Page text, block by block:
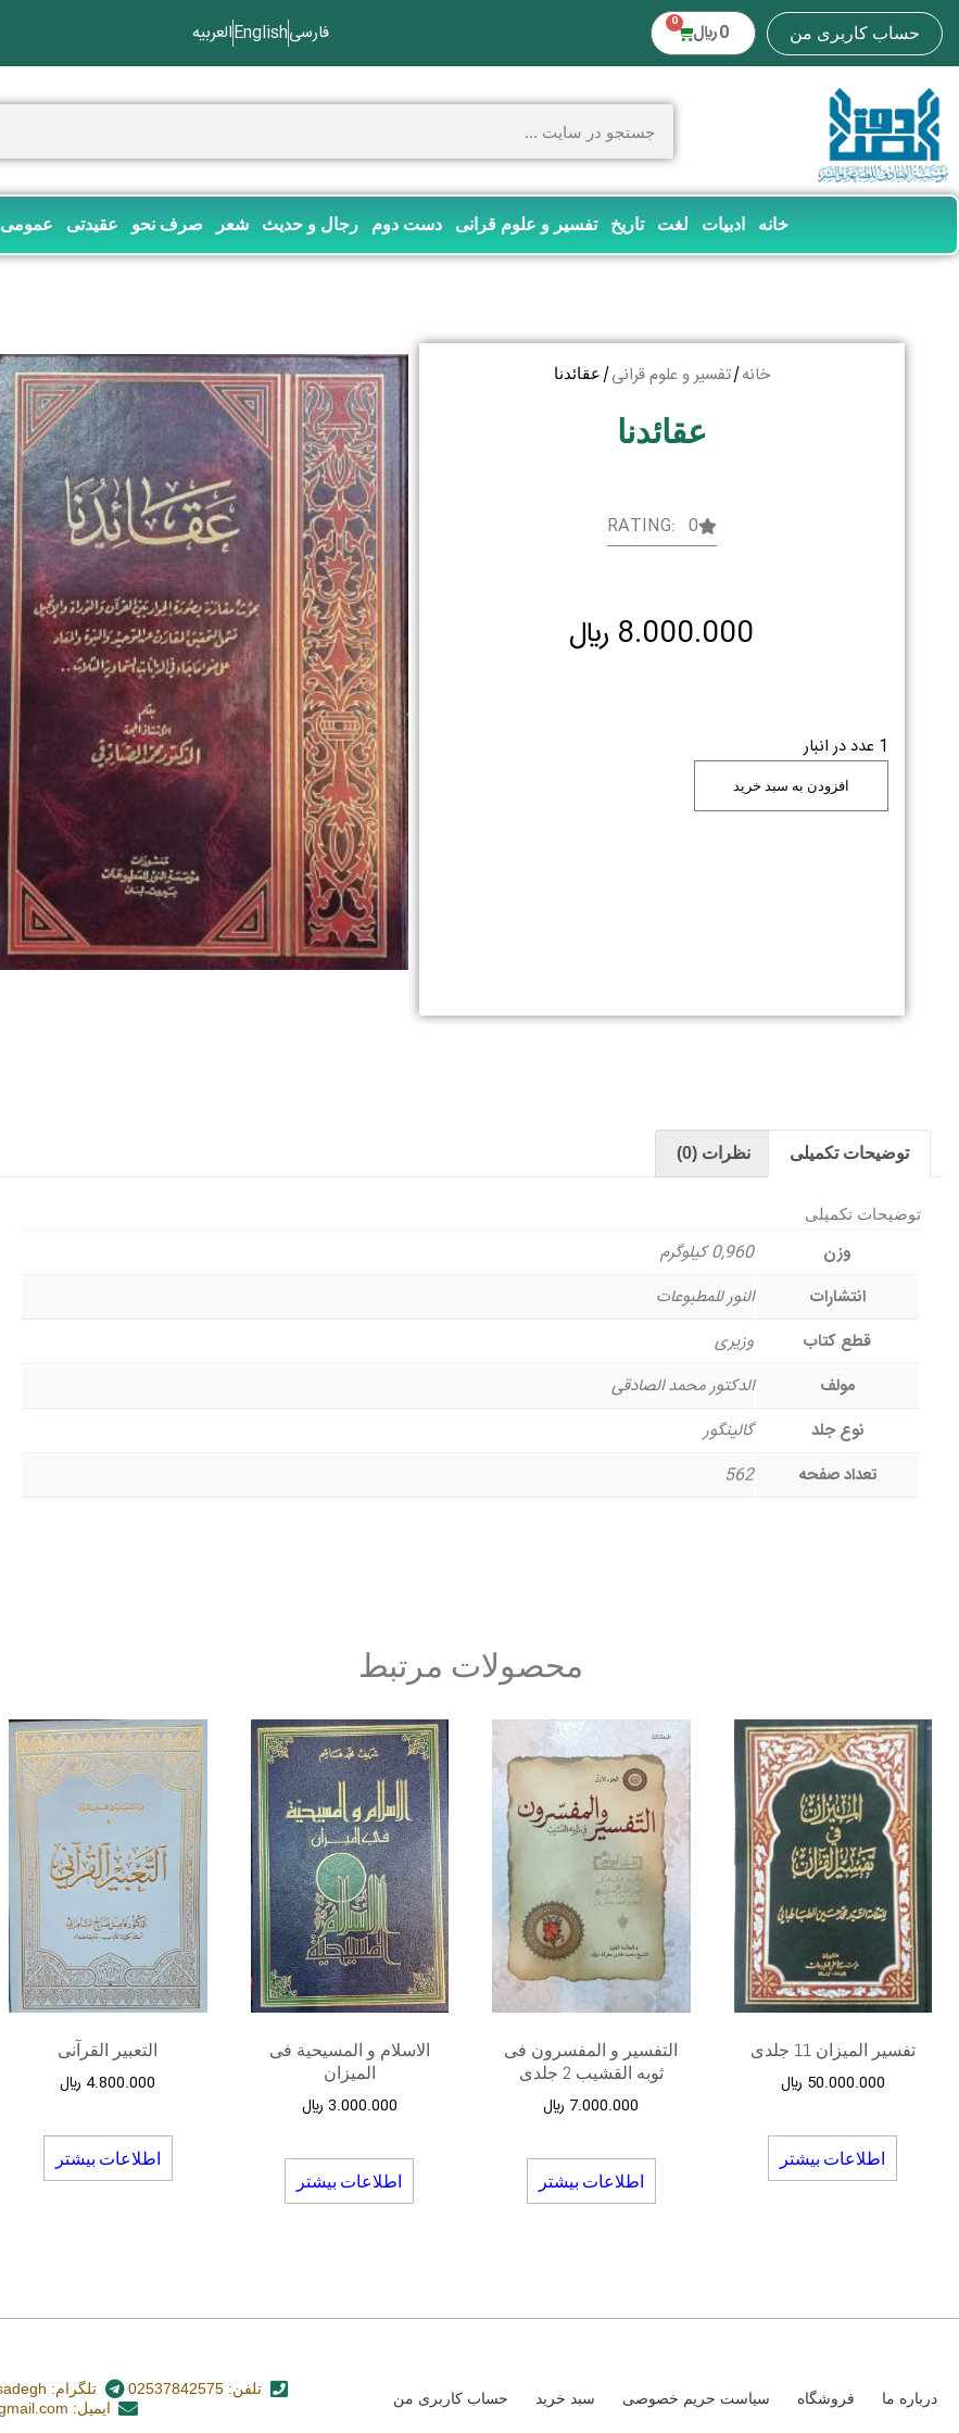
حساب کاربری من 0 ﷼ 0 فارسیEnglishالعربیه
خانه ادبیات لغت تاریخ تفسیر و علوم قرانی دست دوم رجال و حدیث شعر صرف نحو عقیدتی عمومی
خانه/تفسیر و علوم قرانی/ عقائدنا
عقائدنا
RATING: 0
8.000.000 ﷼
1 عدد در انبار
افزودن به سبد خرید
توضیحات تکمیلی نظرات (0)
توضیحات تکمیلی
وزن
0,960 کیلوگرم
انتشارات
النور للمطبوعات
قطع کتاب
وزیری
مولف
الدکتور محمد الصادقی
نوع جلد
گالینگور
تعداد صفحه
562
محصولات مرتبط
تفسیر المیزان 11 جلدی
50.000.000 ﷼
اطلاعات بیشتر
التفسیر و المفسرون فی
ثوبه القشیب 2 جلدی
7.000.000 ﷼
اطلاعات بیشتر
الاسلام و المسیحیة فی
المیزان
3.000.000 ﷼
اطلاعات بیشتر
التعبیر القرآنی
4.800.000 ﷼
اطلاعات بیشتر
درباره ما فروشگاه سیاست حریم خصوصی سبد خرید حساب کاربری من
تلفن: 02537842575 تلگرام: nashr_alsadegh@
ایمیل: alsadegh110@gmail.com